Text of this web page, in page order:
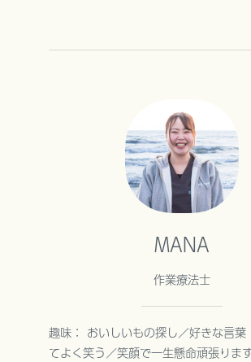
MANA
作業療法士
趣味： おいしいもの探し／好きな言葉
てよく笑う／笑顔で一生懸命頑張ります